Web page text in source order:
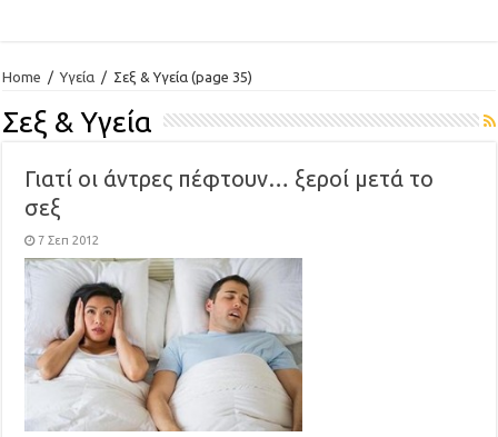
Home / Υγεία / Σεξ & Υγεία (page 35)
Σεξ & Υγεία
Γιατί οι άντρες πέφτουν… ξεροί μετά το
σεξ
7 Σεπ 2012